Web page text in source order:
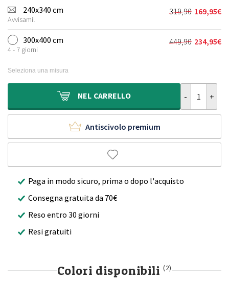
originale
era:
249,90€.
attuale
è:
132,95€.
240x340 cm
Avvisami!
319,90
Il
prezzo
originale
era:
169,95€
Il
prezzo
attuale
è:
300x400 cm
4 - 7 giorni
449,90
Il
449,90€.
234,95€
Il
234,95€.
Seleziona una misura
NEL CARRELLO
Antiscivolo premium
Paga in modo sicuro, prima o dopo l'acquisto
Consegna gratuita da 70€
Reso entro 30 giorni
Resi gratuiti
Colori disponibili (2)